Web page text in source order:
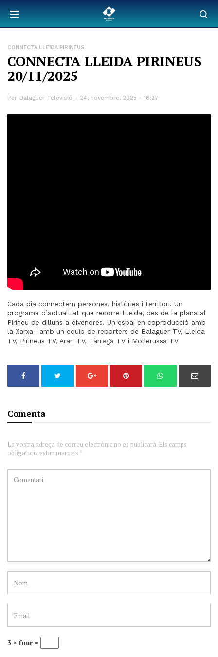
CONNECTA LLEIDA PIRINEUS
CONNECTA LLEIDA PIRINEUS
20/11/2025
Per Balaguer Televisió 24, novembre, 2025 - 16:27
Cada dia connectem persones, històries i territori. Un
programa d’actualitat que recorre Lleida, des de la plana al
Pirineu de dilluns a divendres. Un espai en coproducció amb
la Xarxa i amb un equip de reporters de Balaguer TV, Lleida
TV, Pirineus TV, Aran TV, Tàrrega TV i Mollerussa TV
Comenta
La vostra adreça de correu electrònic no es publicarà. Els camps
obligatoris estan marcats *
3 × four =